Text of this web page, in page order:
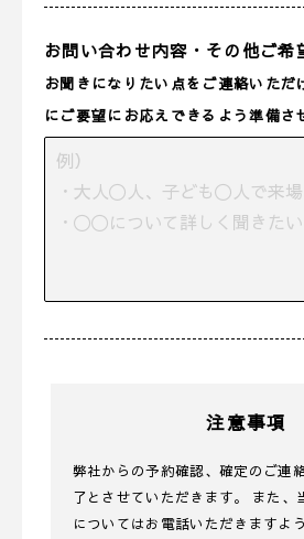
お問い合わせ内容・その他ご希
お聞きになりたい点をご連絡いただ
にご要望にお応えできるよう準備さ
注意事項
弊社からの予約確認、確定のご連
了とさせていただきます。 また、
についてはお電話いただきますよ